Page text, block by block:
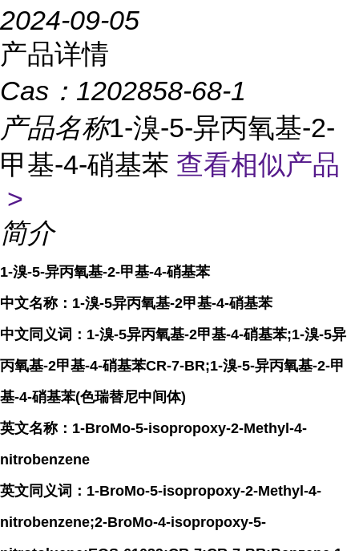
2024-09-05
产品详情
Cas： 1202858-68-1
产品名称1-溴-5-异丙氧基-2-
甲基-4-硝基苯 查看相似产品
>
简介
1-溴-5-异丙氧基-2-甲基-4-硝基苯
中文名称：1-溴-5异丙氧基-2甲基-4-硝基苯
中文同义词：1-溴-5异丙氧基-2甲基-4-硝基苯;1-溴-5异
丙氧基-2甲基-4-硝基苯CR-7-BR;1-溴-5-异丙氧基-2-甲
基-4-硝基苯(色瑞替尼中间体)
英文名称：1-BroMo-5-isopropoxy-2-Methyl-4-
nitrobenzene
英文同义词：1-BroMo-5-isopropoxy-2-Methyl-4-
nitrobenzene;2-BroMo-4-isopropoxy-5-